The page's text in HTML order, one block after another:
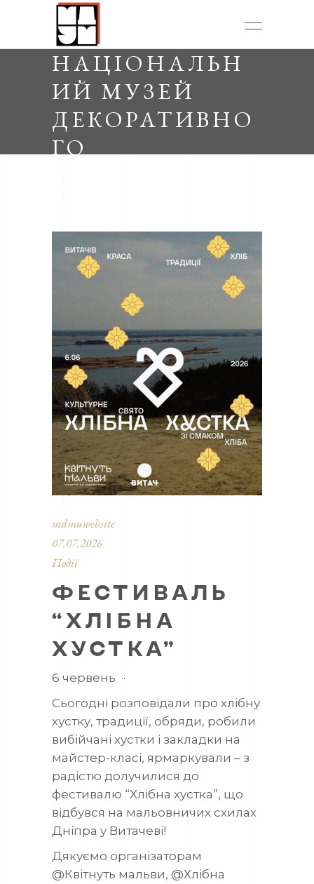
НАЦІОНАЛЬН
ИЙ МУЗЕЙ
ДЕКОРАТИВНО
ГО
mdmuwebsite
07.07.2026
Події
ФЕСТИВАЛЬ
“ХЛІБНА
ХУСТКА”
6 червень ··
Сьогодні розповідали про хлібну
хустку, традиції, обряди, робили
вибійчані хустки і закладки на
майстер-класі, ярмаркували – з
радістю долучилися до
фестивалю “Хлібна хустка”, що
відбувся на мальовничих схилах
Дніпра у Витачеві!
Дякуємо організаторам
@Квітнуть мальви, @Хлібна